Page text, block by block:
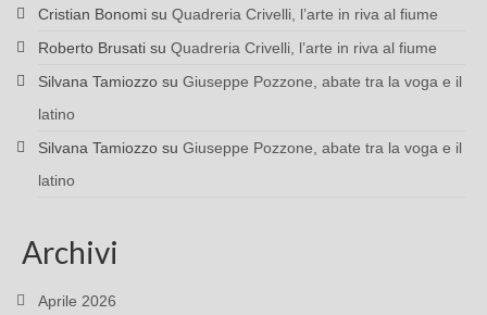
Cristian Bonomi su Quadreria Crivelli, l’arte in riva al fiume
Roberto Brusati su Quadreria Crivelli, l’arte in riva al fiume
Silvana Tamiozzo su Giuseppe Pozzone, abate tra la voga e il
latino
Silvana Tamiozzo su Giuseppe Pozzone, abate tra la voga e il
latino
Archivi
Aprile 2026